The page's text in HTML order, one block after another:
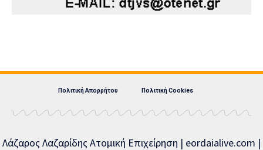
Πολιτική Απορρήτου Πολιτική Cookies
Λάζαρος Λαζαρίδης Ατομική Επιχείρηση | eordaialive.com |